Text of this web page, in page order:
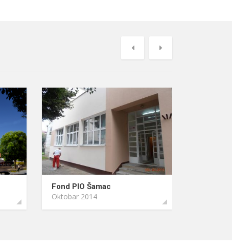
PreviousNext
Fond PIO Šamac
Oktobar 2014